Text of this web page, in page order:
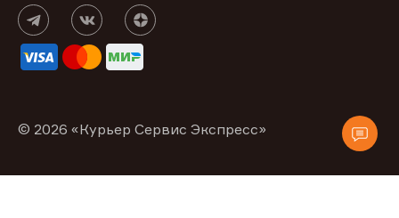
© 2026 «Курьер Сервис Экспресс»